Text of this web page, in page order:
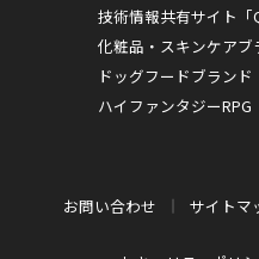
技術情報共有サイト「
化粧品・スキンケアブ
ドッグフードブランド
ハイファンタジーRPG
お問い合わせ サイトマ